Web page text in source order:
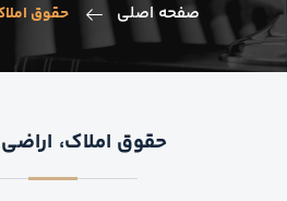
صفحه اصلی حقوق
حقوق املاک،